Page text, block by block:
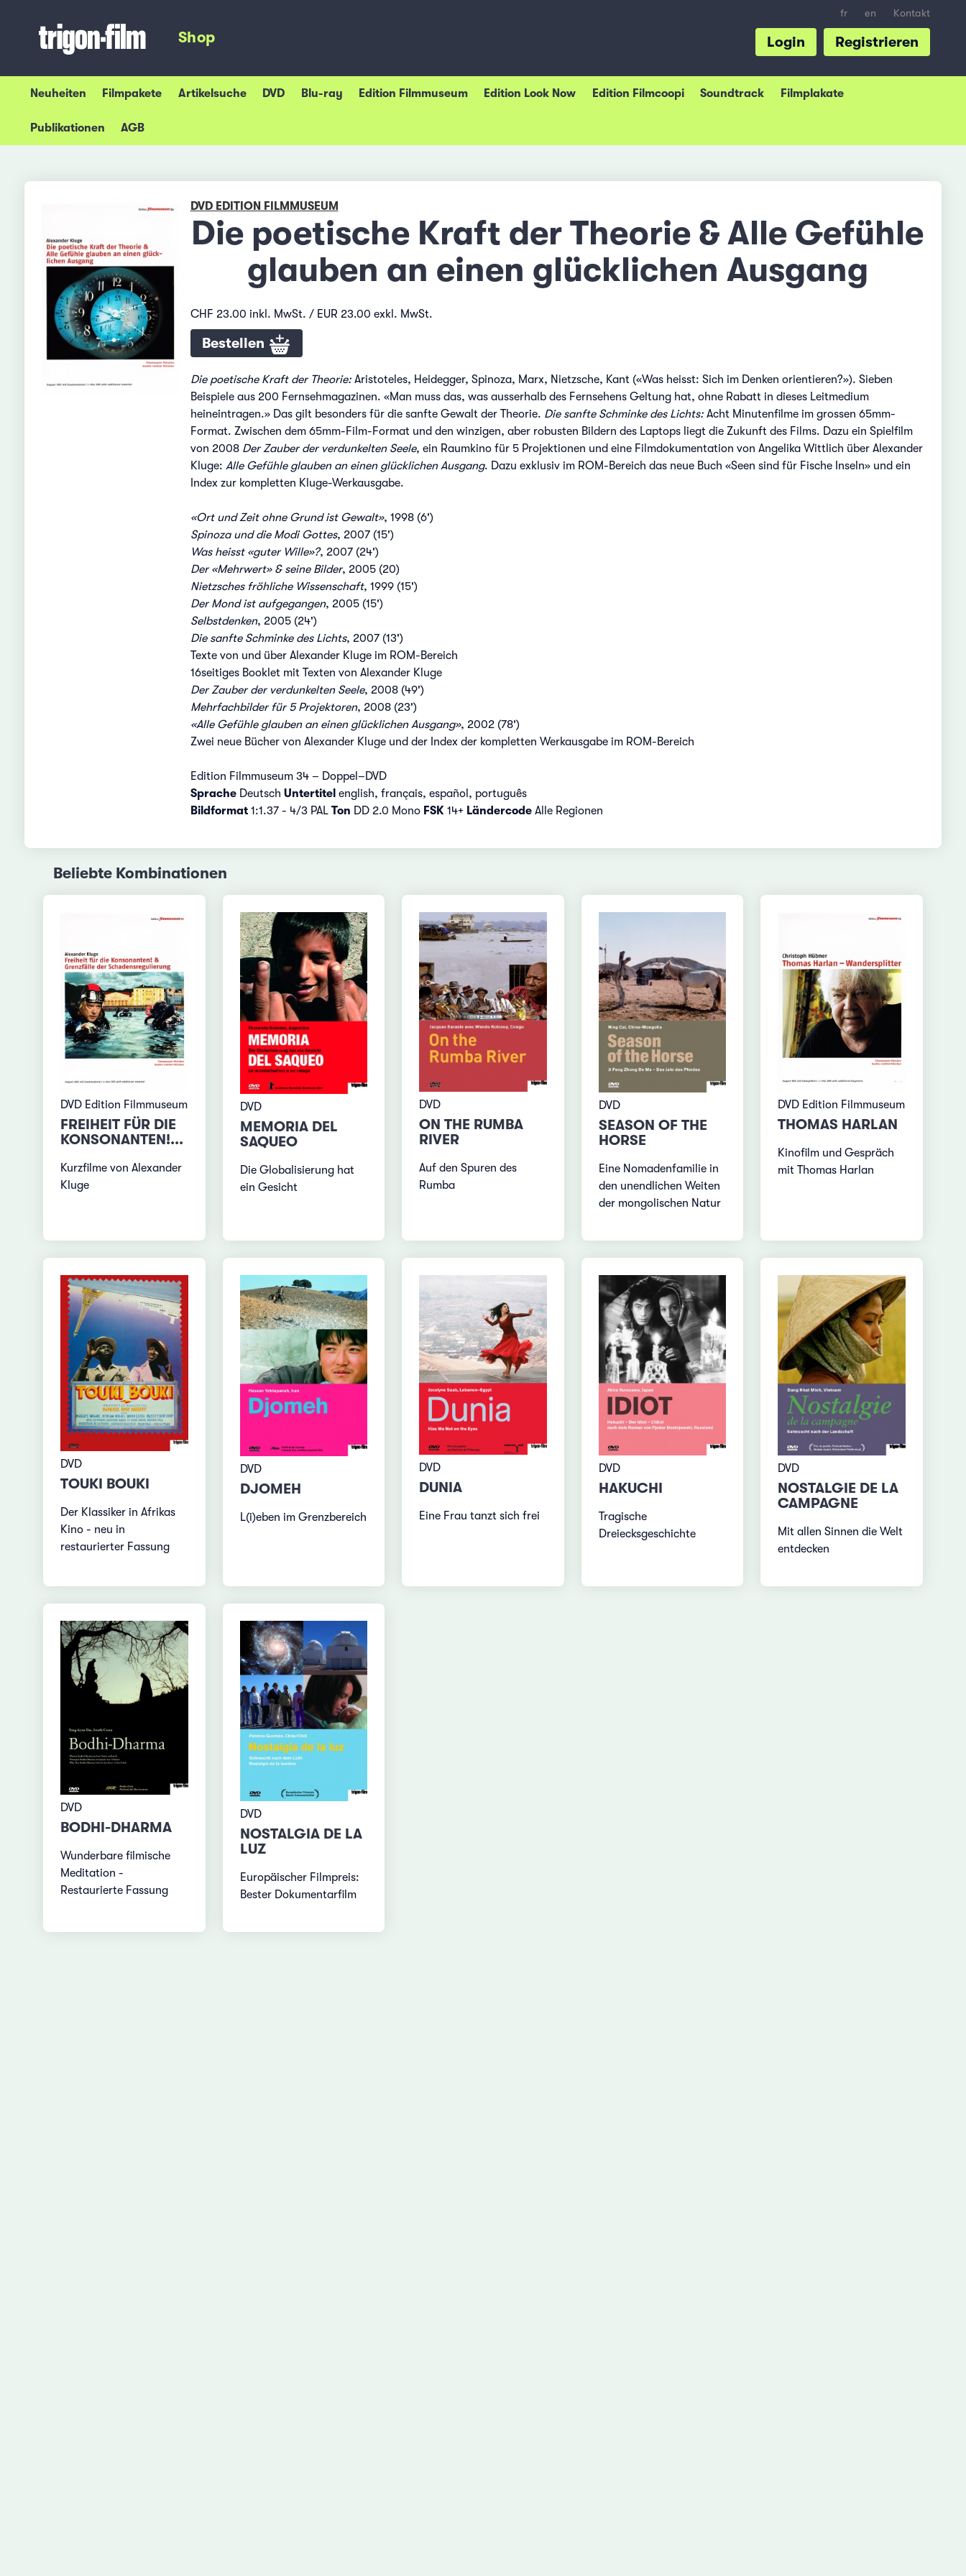
fr en Kontakt
Shop Registrieren
Login
Neuheiten Filmpakete Artikelsuche DVD Blu-ray Edition Filmmuseum Edition Look Now Edition Filmcoopi Soundtrack Filmplakate
Publikationen AGB
DVD EDITION FILMMUSEUM
Die poetische Kraft der Theorie & Alle Gefühle
glauben an einen glücklichen Ausgang
CHF 23.00 inkl. MwSt. / EUR 23.00 exkl. MwSt.
Bestellen
Die poetische Kraft der Theorie:Aristoteles, Heidegger, Spinoza, Marx, Nietzsche, Kant («Was heisst: Sich im Denken orientieren?»). Sieben
Beispiele aus 200 Fernsehmagazinen. «Man muss das, was ausserhalb des Fernsehens Geltung hat, ohne Rabatt in dieses Leitmedium
heineintragen.» Das gilt besonders für die sanfte Gewalt der Theorie. Die sanfte Schminke des Lichts:Acht Minutenfilme im grossen 65mm-
Format. Zwischen dem 65mm-Film-Format und den winzigen, aber robusten Bildern des Laptops liegt die Zukunft des Films. Dazu ein Spielfilm
von 2008 Der Zauber der verdunkelten Seele, ein Raumkino für 5 Projektionen und eine Filmdokumentation von Angelika Wittlich über Alexander
Kluge: Alle Gefühle glauben an einen glücklichen Ausgang. Dazu exklusiv im ROM-Bereich das neue Buch «Seen sind für Fische Inseln» und ein
Index zur kompletten Kluge-Werkausgabe.
«Ort und Zeit ohne Grund ist Gewalt», 1998 (6')
Spinoza und die Modi Gottes, 2007 (15')
Was heisst «guter Wille»?, 2007 (24')
Der «Mehrwert» & seine Bilder, 2005 (20)
Nietzsches fröhliche Wissenschaft, 1999 (15')
Der Mond ist aufgegangen, 2005 (15')
Selbstdenken, 2005 (24')
Die sanfte Schminke des Lichts, 2007 (13')
Texte von und über Alexander Kluge im ROM-Bereich
16seitiges Booklet mit Texten von Alexander Kluge
Der Zauber der verdunkelten Seele, 2008 (49')
Mehrfachbilder für 5 Projektoren, 2008 (23')
«Alle Gefühle glauben an einen glücklichen Ausgang», 2002 (78')
Zwei neue Bücher von Alexander Kluge und der Index der kompletten Werkausgabe im ROM-Bereich
Edition Filmmuseum 34 – Doppel–DVD
SpracheDeutsch Untertitel english, français, español, português
Bildformat1:1.37 - 4/3 PALTon DD 2.0 Mono FSK14+ LändercodeAlle Regionen
Beliebte Kombinationen
DVD Edition Filmmuseum
FREIHEIT FÜR DIE
KONSONANTEN!...
Kurzfilme von Alexander
Kluge
DVD
MEMORIA DEL
SAQUEO
Die Globalisierung hat
ein Gesicht
DVD
ON THE RUMBA
RIVER
Auf den Spuren des
Rumba
DVD
SEASON OF THE
HORSE
Eine Nomadenfamilie in
den unendlichen Weiten
der mongolischen Natur
DVD Edition Filmmuseum
THOMAS HARLAN
Kinofilm und Gespräch
mit Thomas Harlan
DVD
TOUKI BOUKI
Der Klassiker in Afrikas
Kino - neu in
restaurierter Fassung
DVD
DJOMEH
L(i)eben im Grenzbereich
DVD
DUNIA
Eine Frau tanzt sich frei
DVD
HAKUCHI
Tragische
Dreiecksgeschichte
DVD
NOSTALGIE DE LA
CAMPAGNE
Mit allen Sinnen die Welt
entdecken
DVD
BODHI-DHARMA
Wunderbare filmische
Meditation -
Restaurierte Fassung
DVD
NOSTALGIA DE LA
LUZ
Europäischer Filmpreis:
Bester Dokumentarfilm